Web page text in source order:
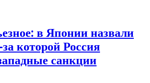
в Японии назвали
которой Россия
санкции